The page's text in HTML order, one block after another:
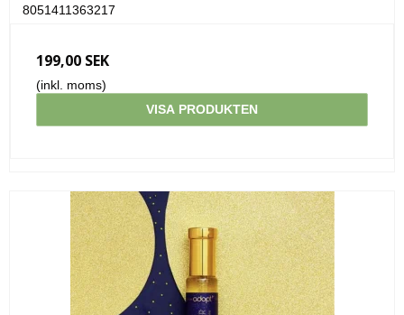
8051411363217
199,00 SEK
(inkl. moms)
VISA PRODUKTEN